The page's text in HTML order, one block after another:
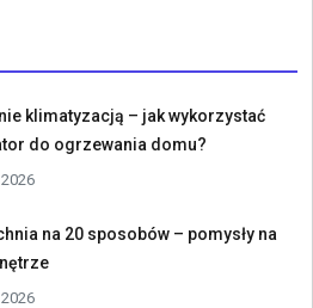
klimatyzacją – jak wykorzystać
do ogrzewania domu?
na 20 sposobów – pomysły na